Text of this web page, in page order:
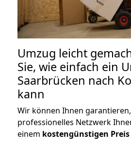
Umzug leicht
Sie, wie einfach ein
Saarbrücken nach
kann
Wir können Ihnen
professionelles Netzwerk
einem kostengünstigen Preis